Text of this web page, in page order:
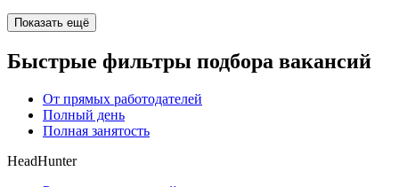
Показать ещё
Быстрые фильтры подбора вакансий
От прямых работодателей
Полный день
Полная занятость
HeadHunter